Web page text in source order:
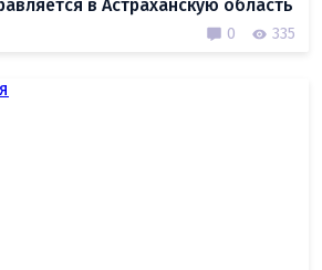
в Астраханскую область
0 335